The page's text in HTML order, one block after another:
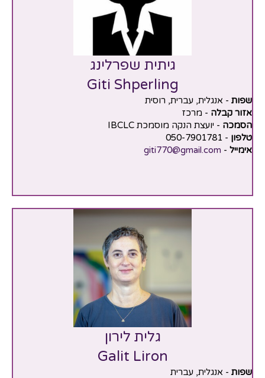
גיתית שפרלינג
Giti Shperling
שפות - אנגלית, עברית, רוסית
אזור קבלה - מרכז
הסמכה - יועצת הנקה מוסמכת IBCLC
טלפון - 050-7901781
אימייל -
giti770@gmail.com
גלית לירון
Galit Liron
שפות - אנגלית, עברית